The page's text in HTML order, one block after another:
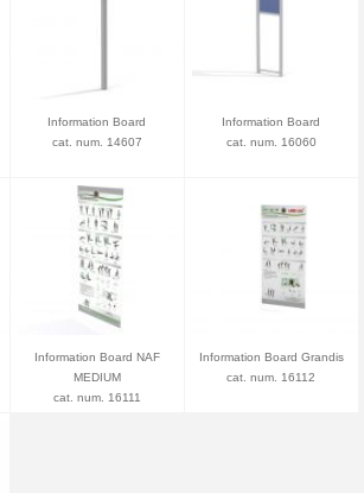
Information Board
cat. num. 14607
Information Board
cat. num. 16060
Information Board NAF
MEDIUM
cat. num. 16111
Information Board Grandis
cat. num. 16112